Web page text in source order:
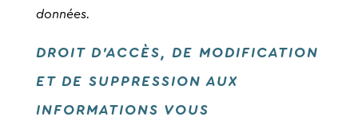
données.
DROIT D’ACCÈS, DE MODIFICATION
ET DE SUPPRESSION AUX
INFORMATIONS VOUS